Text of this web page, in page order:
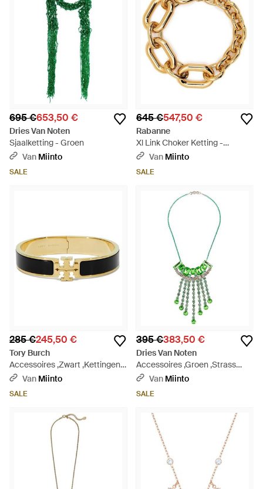
695 €653,50 €
Dries Van Noten
Sjaalketting - Groen
Van Miinto
SALE
645 €547,50 €
Rabanne
Xl Link Choker Ketting -
Metallic
Van Miinto
SALE
285 €245,50 €
Tory Burch
Accessoires ,Zwart ,Kettingen -
Zwart
Van Miinto
SALE
395 €383,50 €
Dries Van Noten
Accessoires ,Groen ,Strass
Statement Ketting - Groen
Van Miinto
SALE